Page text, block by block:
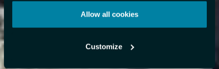
Allow all cookies
Customize